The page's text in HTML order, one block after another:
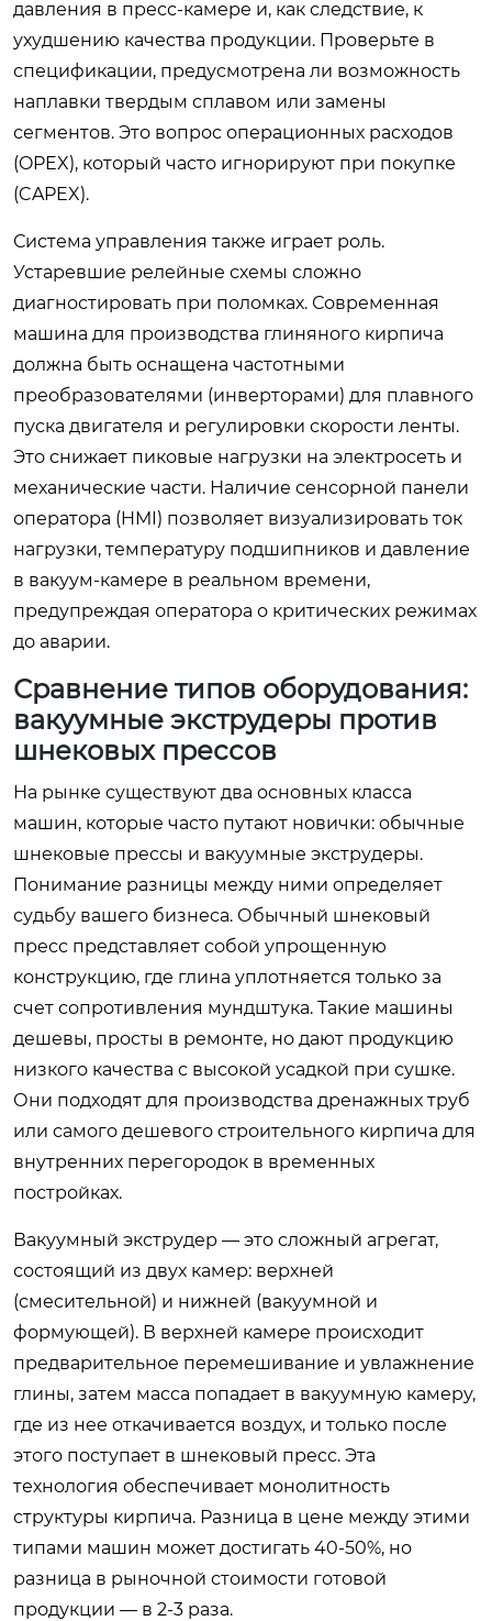
давления в пресс-камере и, как следствие, к
ухудшению качества продукции. Проверьте в
спецификации, предусмотрена ли возможность
наплавки твердым сплавом или замены
сегментов. Это вопрос операционных расходов
(OPEX), который часто игнорируют при покупке
(CAPEX).
Система управления также играет роль.
Устаревшие релейные схемы сложно
диагностировать при поломках. Современная
машина для производства глиняного кирпича
должна быть оснащена частотными
преобразователями (инверторами) для плавного
пуска двигателя и регулировки скорости ленты.
Это снижает пиковые нагрузки на электросеть и
механические части. Наличие сенсорной панели
оператора (HMI) позволяет визуализировать ток
нагрузки, температуру подшипников и давление
в вакуум-камере в реальном времени,
предупреждая оператора о критических режимах
до аварии.
Сравнение типов оборудования:
вакуумные экструдеры против
шнековых прессов
На рынке существуют два основных класса
машин, которые часто путают новички: обычные
шнековые прессы и вакуумные экструдеры.
Понимание разницы между ними определяет
судьбу вашего бизнеса. Обычный шнековый
пресс представляет собой упрощенную
конструкцию, где глина уплотняется только за
счет сопротивления мундштука. Такие машины
дешевы, просты в ремонте, но дают продукцию
низкого качества с высокой усадкой при сушке.
Они подходят для производства дренажных труб
или самого дешевого строительного кирпича для
внутренних перегородок в временных
постройках.
Вакуумный экструдер — это сложный агрегат,
состоящий из двух камер: верхней
(смесительной) и нижней (вакуумной и
формующей). В верхней камере происходит
предварительное перемешивание и увлажнение
глины, затем масса попадает в вакуумную камеру,
где из нее откачивается воздух, и только после
этого поступает в шнековый пресс. Эта
технология обеспечивает монолитность
структуры кирпича. Разница в цене между этими
типами машин может достигать 40-50%, но
разница в рыночной стоимости готовой
продукции — в 2-3 раза.